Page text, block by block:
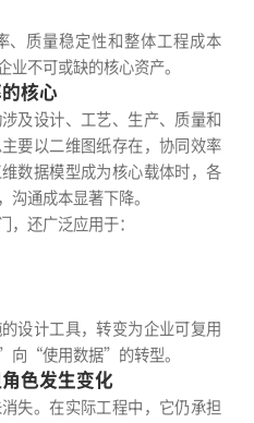
、质量稳定性和整体工程成本
业不可或缺的核心资产。
核心
及设计、工艺、生产、质量和
要以二维图纸存在，协同效率
数据模型成为核心载体时，各
通成本显著下降。
还广泛应用于：
设计工具，转变为企业可复用
向“使用数据”的转型。
色发生变化
失。在实际工程中，它仍承担